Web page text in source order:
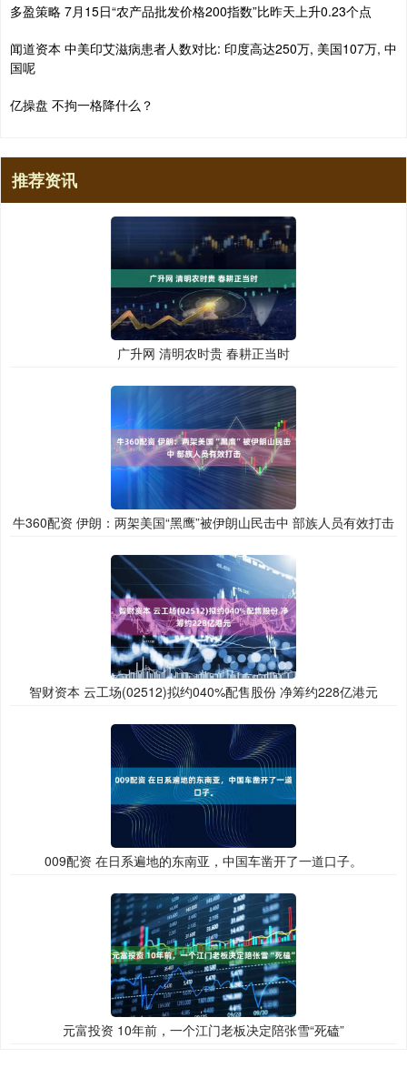
多盈策略 7月15日“农产品批发价格200指数”比昨天上升0.23个点
闻道资本 中美印艾滋病患者人数对比: 印度高达250万, 美国107万, 中
国呢
亿操盘 不拘一格降什么？
推荐资讯
广升网 清明农时贵 春耕正当时
牛360配资 伊朗：两架美国“黑鹰”被伊朗山民击中 部族人员有效打击
智财资本 云工场(02512)拟约040%配售股份 净筹约228亿港元
009配资 在日系遍地的东南亚，中国车凿开了一道口子。
元富投资 10年前，一个江门老板决定陪张雪“死磕”